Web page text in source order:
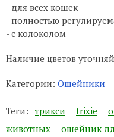
- для всех кошек
- полностью
- с колоколом
Наличие цветов
Категории: Ошейники
Теги: трикси trixie
животных
ошейник